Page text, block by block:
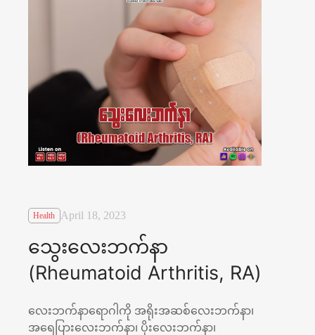
Health April 18, 2023
သွေးလေးဘက်နာ
(Rheumatoid Arthritis, RA)
လေးဘက်နာရောဂါကို အရိုးအဆစ်လေးဘက်နာ၊
အရေပြားလေးဘက်နာ၊ ပိုးလေးဘက်နာ၊